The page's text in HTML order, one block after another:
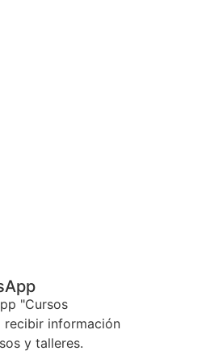
"Cursos
recibir información
y talleres.